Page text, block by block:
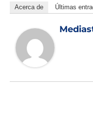
Acerca de Últimas